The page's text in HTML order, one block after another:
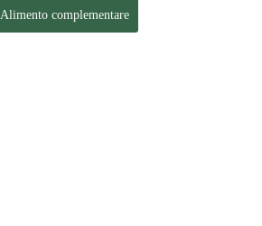
Alimento complementare